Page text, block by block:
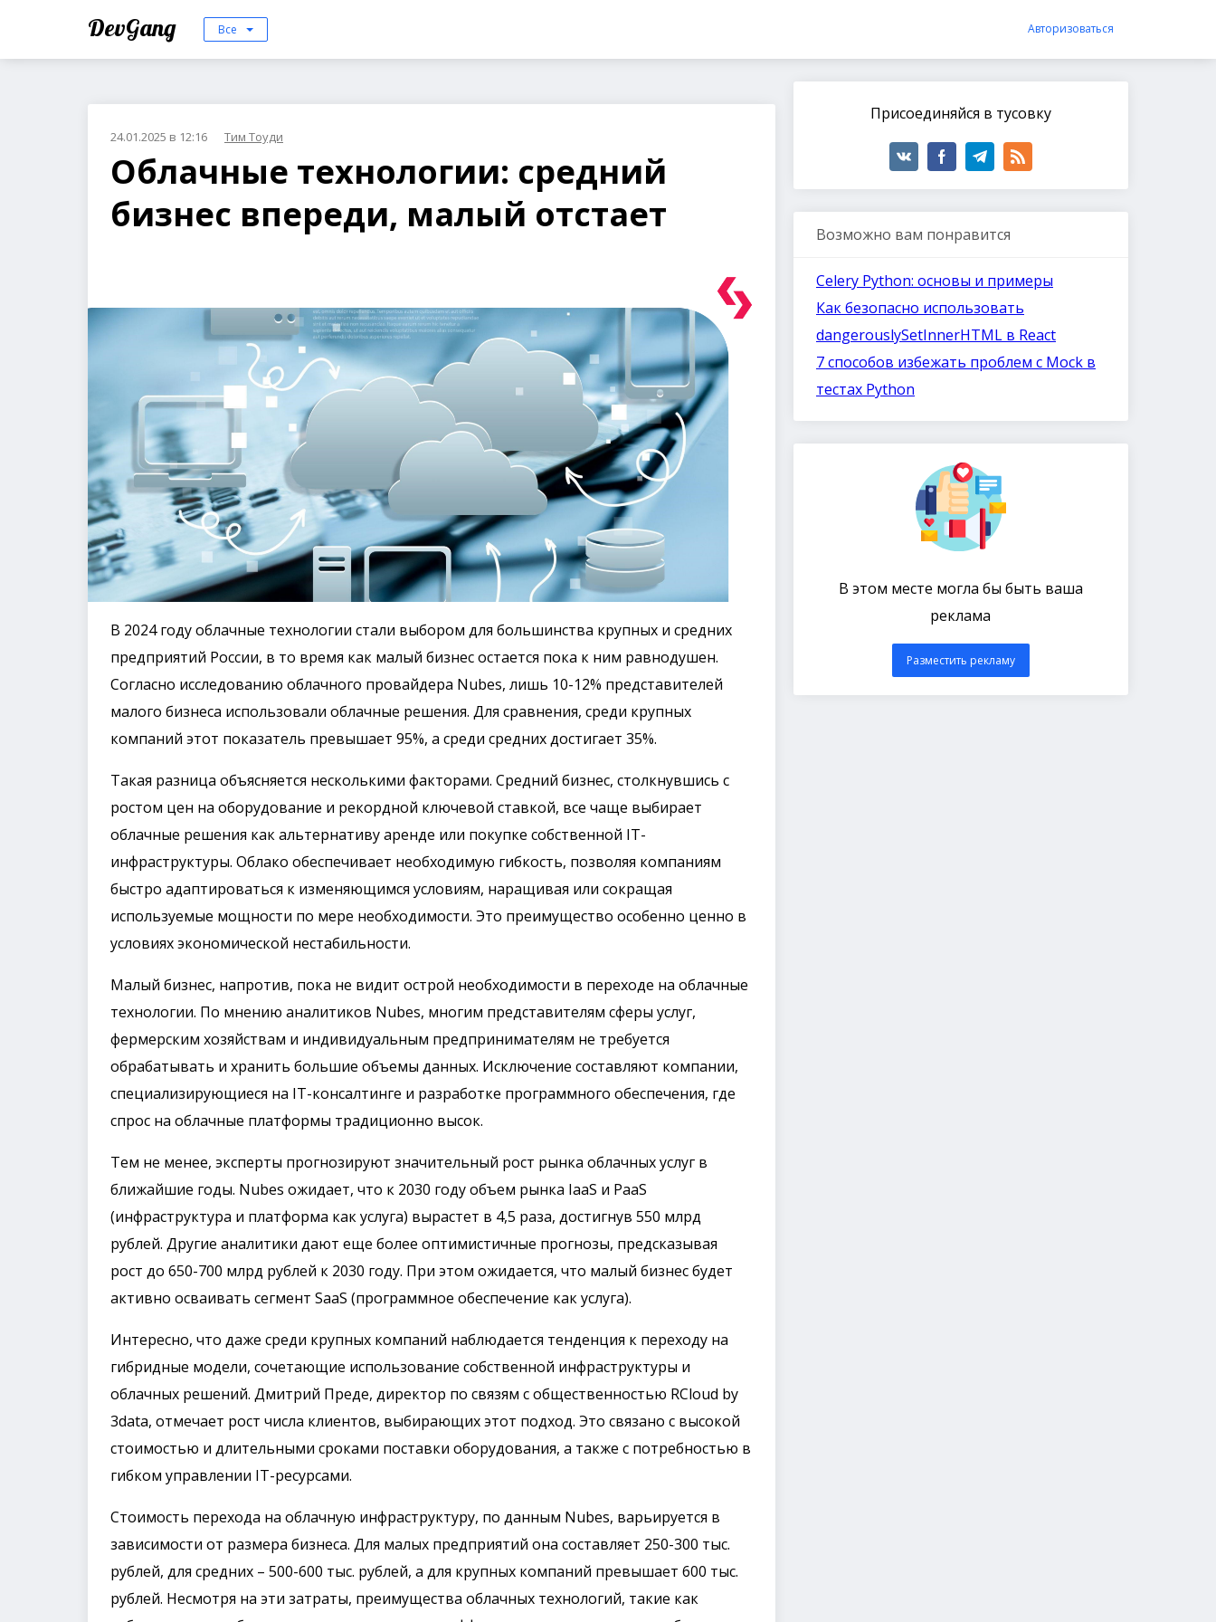
DevGang Все Авторизоваться
24.01.2025 в 12:16 Тим Тоуди
Облачные технологии: средний
бизнес впереди, малый отстает
В 2024 году облачные технологии стали выбором для большинства крупных и средних
предприятий России, в то время как малый бизнес остается пока к ним равнодушен.
Согласно исследованию облачного провайдера Nubes, лишь 10-12% представителей
малого бизнеса использовали облачные решения. Для сравнения, среди крупных
компаний этот показатель превышает 95%, а среди средних достигает 35%.
Такая разница объясняется несколькими факторами. Средний бизнес, столкнувшись с
ростом цен на оборудование и рекордной ключевой ставкой, все чаще выбирает
облачные решения как альтернативу аренде или покупке собственной IT-
инфраструктуры. Облако обеспечивает необходимую гибкость, позволяя компаниям
быстро адаптироваться к изменяющимся условиям, наращивая или сокращая
используемые мощности по мере необходимости. Это преимущество особенно ценно в
условиях экономической нестабильности.
Малый бизнес, напротив, пока не видит острой необходимости в переходе на облачные
технологии. По мнению аналитиков Nubes, многим представителям сферы услуг,
фермерским хозяйствам и индивидуальным предпринимателям не требуется
обрабатывать и хранить большие объемы данных. Исключение составляют компании,
специализирующиеся на IT-консалтинге и разработке программного обеспечения, где
спрос на облачные платформы традиционно высок.
Тем не менее, эксперты прогнозируют значительный рост рынка облачных услуг в
ближайшие годы. Nubes ожидает, что к 2030 году объем рынка IaaS и PaaS
(инфраструктура и платформа как услуга) вырастет в 4,5 раза, достигнув 550 млрд
рублей. Другие аналитики дают еще более оптимистичные прогнозы, предсказывая
рост до 650-700 млрд рублей к 2030 году. При этом ожидается, что малый бизнес будет
активно осваивать сегмент SaaS (программное обеспечение как услуга).
Интересно, что даже среди крупных компаний наблюдается тенденция к переходу на
гибридные модели, сочетающие использование собственной инфраструктуры и
облачных решений. Дмитрий Преде, директор по связям с общественностью RCloud by
3data, отмечает рост числа клиентов, выбирающих этот подход. Это связано с высокой
стоимостью и длительными сроками поставки оборудования, а также с потребностью в
гибком управлении IT-ресурсами.
Стоимость перехода на облачную инфраструктуру, по данным Nubes, варьируется в
зависимости от размера бизнеса. Для малых предприятий она составляет 250-300 тыс.
рублей, для средних – 500-600 тыс. рублей, а для крупных компаний превышает 600 тыс.
рублей. Несмотря на эти затраты, преимущества облачных технологий, такие как
Присоединяйся в тусовку
Возможно вам понравится
Celery Python: основы и примеры
Как безопасно использовать
dangerouslySetInnerHTML в React
7 способов избежать проблем с Mock в
тестах Python
В этом месте могла бы быть ваша
реклама
Разместить рекламу